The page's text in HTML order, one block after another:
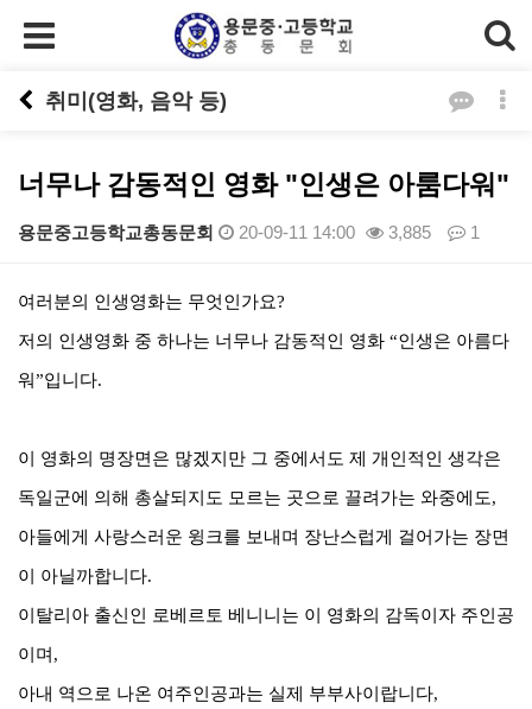
취미(영화, 음악 등)
너무나 감동적인 영화 "인생은 아룸다워"
용문중고등학교총동문회 20-09-11 14:00 3,885 1
본문
여러분의 인생영화는 무엇인가요?
저의 인생영화 중 하나는 너무나 감동적인 영화 “인생은 아름다
워”입니다.
이 영화의 명장면은 많겠지만 그 중에서도 제 개인적인 생각은
독일군에 의해 총살되지도 모르는 곳으로 끌려가는 와중에도,
아들에게 사랑스러운 윙크를 보내며 장난스럽게 걸어가는 장면
이 아닐까합니다.
이탈리아 출신인 로베르토 베니니는 이 영화의 감독이자 주인공
이며,
아내 역으로 나온 여주인공과는 실제 부부사이랍니다,